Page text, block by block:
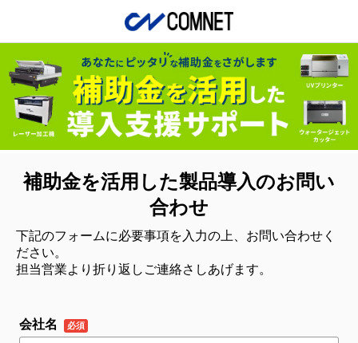
補助金を活用した製品導入のお問い
合わせ
下記のフォームに必要事項を入力の上、お問い合わせく
ださい。
担当営業より折り返しご連絡さしあげます。
会社名